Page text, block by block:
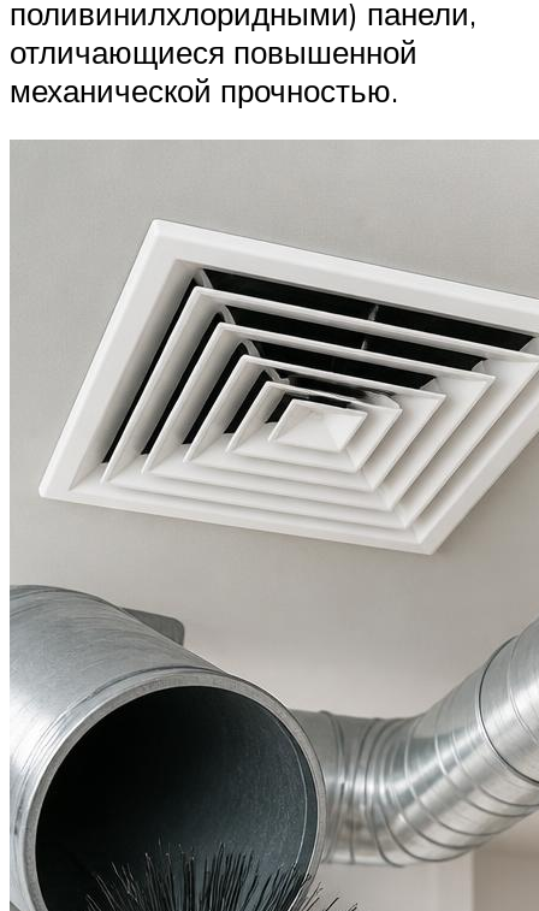
поливинилхлоридными) панели,
отличающиеся повышенной
механической прочностью.